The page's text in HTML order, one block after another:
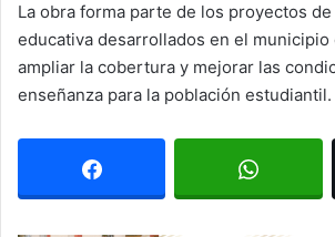
La obra forma parte de los proyectos
educativa desarrollados en el
ampliar la cobertura y mejorar las
enseñanza para la población estudiantil.